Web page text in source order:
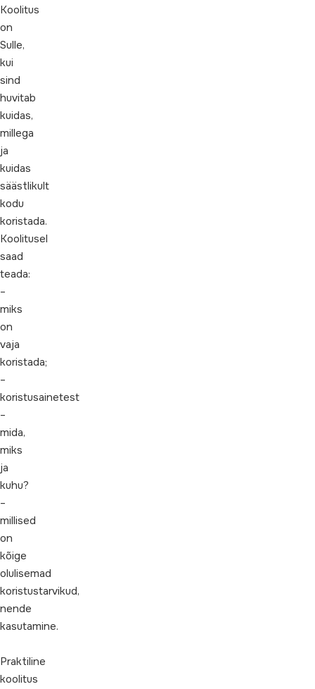
Koolitus
on
Sulle,
kui
sind
huvitab
kuidas,
millega
ja
kuidas
säästlikult
kodu
koristada.
Koolitusel
saad
teada:
–
miks
on
vaja
koristada;
–
koristusainetest
–
mida,
miks
ja
kuhu?
–
millised
on
kõige
olulisemad
koristustarvikud,
nende
kasutamine.
Praktiline
koolitus